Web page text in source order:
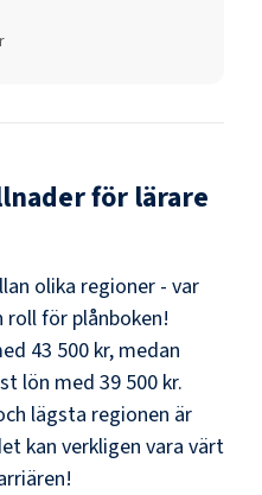
för lärare
olika regioner - var
roll för plånboken!
43 500 kr, medan
lön med 39 500 kr.
lägsta regionen är
kan verkligen vara värt